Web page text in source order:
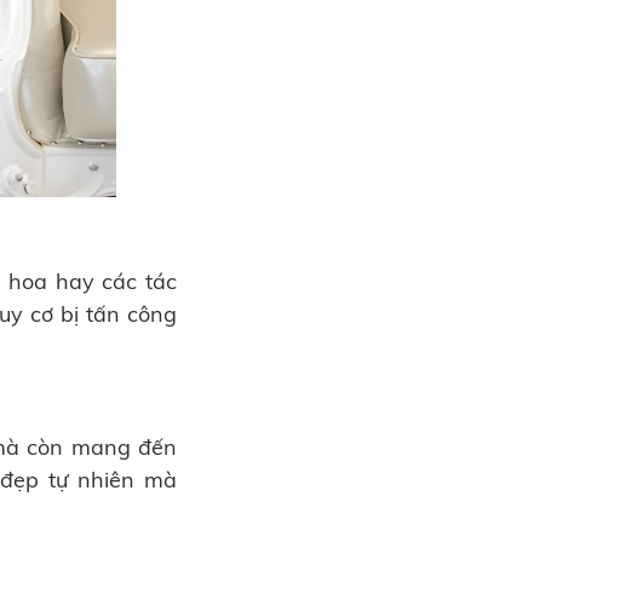
hoa hay các tác
cơ bị tấn công
còn mang đến
tự nhiên mà